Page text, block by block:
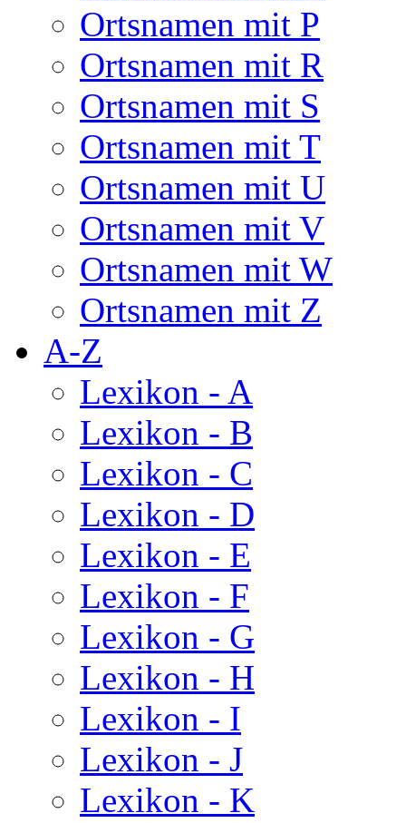
Ortsnamen mit P
Ortsnamen mit R
Ortsnamen mit S
Ortsnamen mit T
Ortsnamen mit U
Ortsnamen mit V
Ortsnamen mit W
Ortsnamen mit Z
A-Z
Lexikon - A
Lexikon - B
Lexikon - C
Lexikon - D
Lexikon - E
Lexikon - F
Lexikon - G
Lexikon - H
Lexikon - I
Lexikon - J
Lexikon - K